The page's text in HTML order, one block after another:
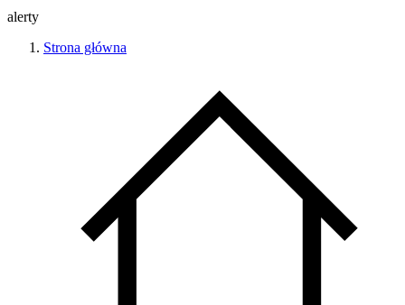
alerty
Strona główna